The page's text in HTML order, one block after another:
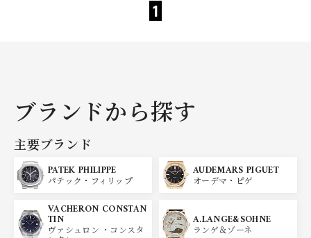
1
ブランドから探す
主要ブランド
PATEK PHILIPPE
パテック・フィリップ
AUDEMARS PIGUET
オーデマ・ピゲ
VACHERON CONSTAN
TIN
ヴァシュロン ・コンスタ
A.LANGE&SOHNE
ランゲ＆ゾーネ